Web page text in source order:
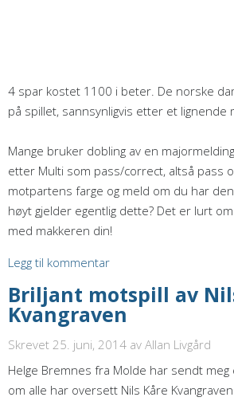
4 spar kostet 1100 i beter. De norske
på spillet, sannsynligvis etter et lignende
Mange bruker dobling av en
etter Multi som pass/correct, altså pass
motpartens farge og meld om du har
høyt gjelder egentlig dette? Det er lurt
med makkeren din!
Legg til kommentar
Briljant motspill av
Kvangraven
Skrevet 25. juni, 2014 av Allan Livgård
Helge Bremnes fra Molde har sendt
om alle har oversett Nils Kåre